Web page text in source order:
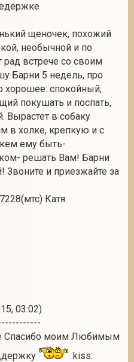
щеночек, похожий
необычной и по
рад встрече со своим
Барни 5 недель, про
хорошее: спокойный,
покушать и поспать,
Вырастет в собаку
в холке, крепкую и с
ему быть-
решать Вам! Барни
Звоните и приезжайте за
Катя
03:02)
Спасибо моим Любимым
:kiss: